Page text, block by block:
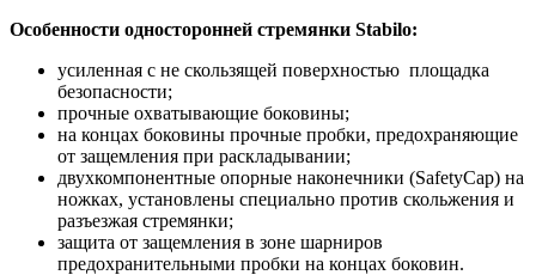
Особенности односторонней стремянки Stabilo:
усиленная с не скользящей поверхностью площадка
безопасности;
прочные охватывающие боковины;
на концах боковины прочные пробки, предохраняющие
от защемления при раскладывании;
двухкомпонентные опорные наконечники (SafetyCap) на
ножках, установлены специально против скольжения и
разъезжая стремянки;
защита от защемления в зоне шарниров
предохранительными пробки на концах боковин.